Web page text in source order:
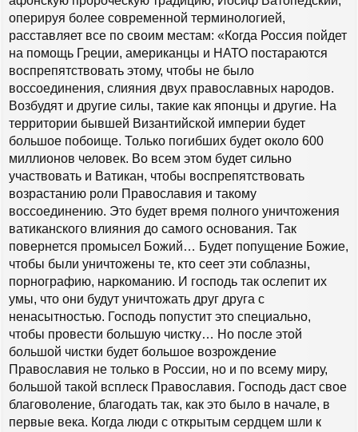
оперируя более современной терминологией,
расставляет все по своим местам: «Когда Россия пойдет
на помощь Греции, американцы и НАТО постараются
воспрепятствовать этому, чтобы не было
воссоединения, слияния двух православных народов.
Возбудят и другие силы, такие как японцы и другие. На
территории бывшей Византийской империи будет
большое побоище. Только погибших будет около 600
миллионов человек. Во всем этом будет сильно
участвовать и Ватикан, чтобы воспрепятствовать
возрастанию роли Православия и такому
воссоединению. Это будет время полного уничтожения
ватиканского влияния до самого основания. Так
повернется промысел Божий… Будет попущение Божие,
чтобы были уничтожены те, кто сеет эти соблазны,
порнографию, наркоманию. И господь так ослепит их
умы, что они будут уничтожать друг друга с
ненасытностью. Господь попустит это специально,
чтобы провести большую чистку… Но после этой
большой чистки будет большое возрождение
Православия не только в России, но и по всему миру,
большой такой всплеск Православия. Господь даст свое
благоволение, благодать так, как это было в начале, в
первые века. Когда люди с открытым сердцем шли к